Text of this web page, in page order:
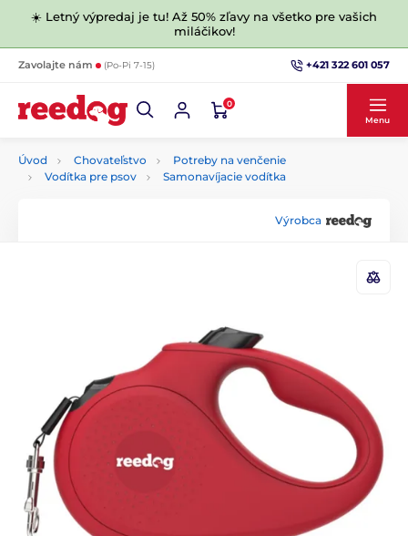
☀️ Letný výpredaj je tu! Až 50% zľavy na všetko pre vašich
miláčikov!
Zavolajte nám (Po-Pi 7-15) +421 322 601 057
0
Menu
Úvod Chovateľstvo
Potreby na venčenie
Vodítka pre psov
Samonavíjacie vodítka
Výrobca